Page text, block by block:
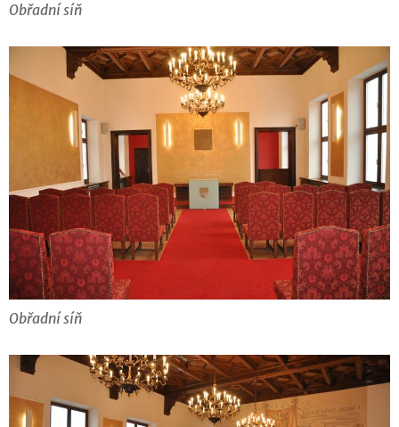
Obřadní síň
Obřadní síň